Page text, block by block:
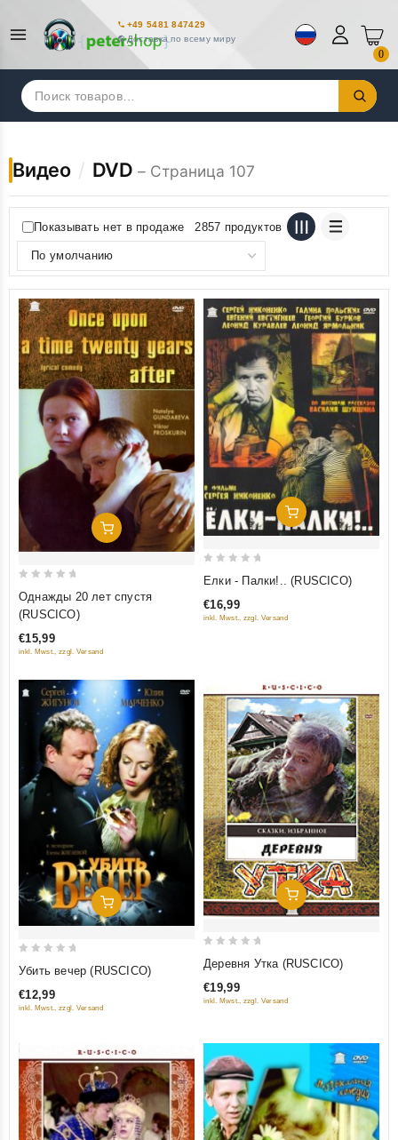
+49 5481 847429
Доставка по всему миру
0
Искать:
Видео / DVD – Страница 107
Показывать нет в продаже 2857 продуктов
Добавить В Корзину
out
5
Однажды 20 лет спустя
(RUSCICO)
€15,99
inkl. Mwst., zzgl. Versand
Добавить В Корзину
of
Елки - Палки!.. (RUSCICO)
€16,99
inkl. Mwst., zzgl. Versand
Добавить В Корзину
of
Убить вечер (RUSCICO)
€12,99
inkl. Mwst., zzgl. Versand
Добавить В Корзину
out
of
Деревня Утка (RUSCICO)
€19,99
inkl. Mwst., zzgl. Versand